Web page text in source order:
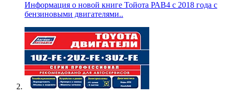
Информация о новой книге Тойота РАВ4 с 2018 года с
бензиновыми двигателями..